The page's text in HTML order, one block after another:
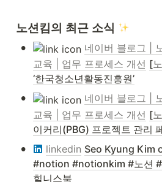
노션킴의 최근 소식
•
네이버 블로그 |
교육 | 업무 프로세스 개선 [
‘한국청소년활동진흥원’
•
네이버 블로그 |
교육 | 업무 프로세스 개선 [
이커리(PBG) 프로젝트 관리
• linkedin Seo Kyung Kim
#notion #notionkim #노션 #
힐니스북